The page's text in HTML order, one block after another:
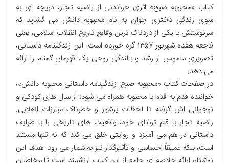
کتاب «محبوبه صبح» اثری خواندنی از راضیه تجار، دریچه ای به
سوی زندگی دختری جوان به نام محبوبه دانش می گشاید که
سرنوشتش با یکی از دردناک ترین وقایع تاریخ انقلاب اسلامی، یعنی
فاجعه هفده شهریور ۱۳۵۷ گره خورده است. این زندگینامه داستانی،
تصویری ملموس از رشد و بالندگی روحی یک قهرمان گمنام را ارائه
می دهد.
در صفحات کتاب «محبوبه صبح: زندگینامه داستانی محبوبه دانش»،
خواننده قدم به قدم با محبوبه همراه می شود، از سال های کودکی و
نوجوانی اش گرفته تا لحظات پرشور و خطرناک مبارزات انقلابی.
راضیه تجار با قلم توانای خود، واقعیت های تاریخی را با ظرایف
داستانی در هم می آمیزد و روایتی خلق می کند که نه تنها مستند
است، بلکه عمیقاً احساسی و تأثیرگذار نیز به شمار می رود. هدف این